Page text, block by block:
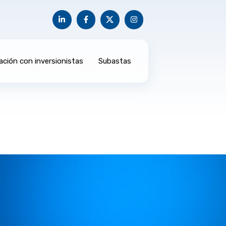
con inversionistas Subastas